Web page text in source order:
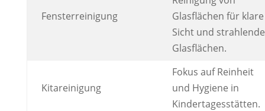
Fensterreinigung
Glasflächen für klare
Sicht und strahlende
Glasflächen.
Kitareinigung
Fokus auf Reinheit
und Hygiene in
Kindertagesstätten.